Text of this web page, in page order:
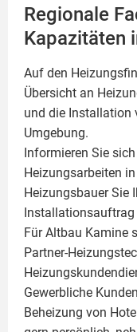
Regionale
Kapazitäten
Auf den
Übersicht an
und die Installation
Umgebung.
Informieren Sie
Heizungsarbeiten
Heizungsbauer Sie
Installationsauftrag
Für Altbau Kamine
Partner-
Gewerbliche
Beheizung von